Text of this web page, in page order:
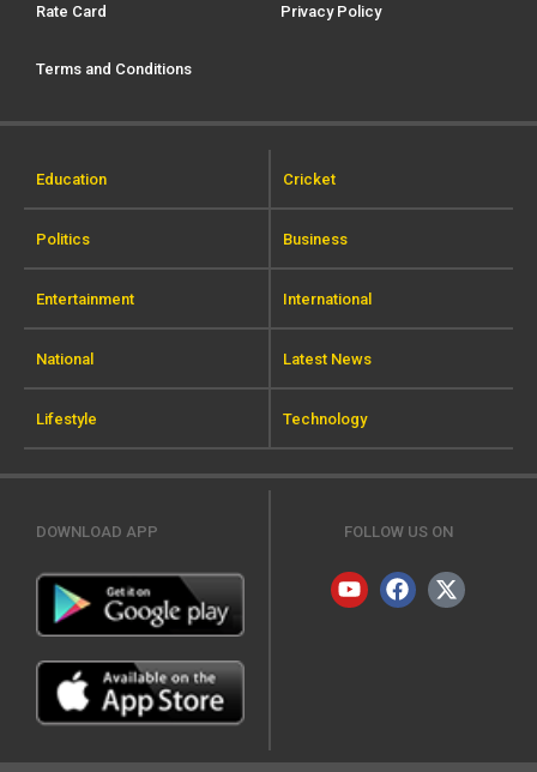
Rate Card Privacy Policy
Terms and Conditions
Education Cricket
Politics Business
Entertainment International
National Latest News
Lifestyle Technology
DOWNLOAD APP FOLLOW US ON